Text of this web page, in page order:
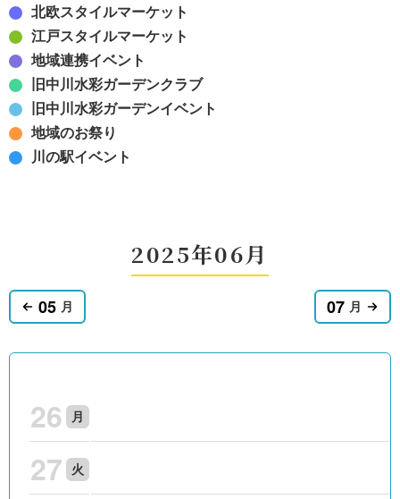
北欧スタイルマーケット
江戸スタイルマーケット
地域連携イベント
旧中川水彩ガーデンクラブ
旧中川水彩ガーデンイベント
地域のお祭り
川の駅イベント
2025年06月
05 月 07 月
26 月
27 火